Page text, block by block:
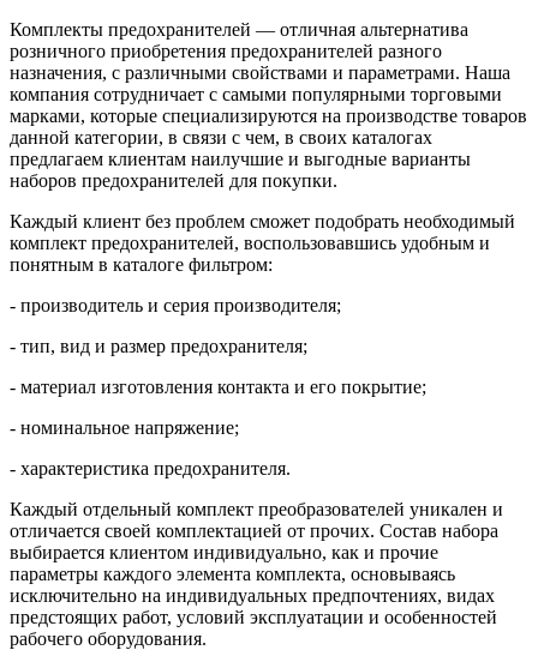
Комплекты предохранителей — отличная альтернатива
розничного приобретения предохранителей разного
назначения, с различными свойствами и параметрами. Наша
компания сотрудничает с самыми популярными торговыми
марками, которые специализируются на производстве товаров
данной категории, в связи с чем, в своих каталогах
предлагаем клиентам наилучшие и выгодные варианты
наборов предохранителей для покупки.
Каждый клиент без проблем сможет подобрать необходимый
комплект предохранителей, воспользовавшись удобным и
понятным в каталоге фильтром:
- производитель и серия производителя;
- тип, вид и размер предохранителя;
- материал изготовления контакта и его покрытие;
- номинальное напряжение;
- характеристика предохранителя.
Каждый отдельный комплект преобразователей уникален и
отличается своей комплектацией от прочих. Состав набора
выбирается клиентом индивидуально, как и прочие
параметры каждого элемента комплекта, основываясь
исключительно на индивидуальных предпочтениях, видах
предстоящих работ, условий эксплуатации и особенностей
рабочего оборудования.